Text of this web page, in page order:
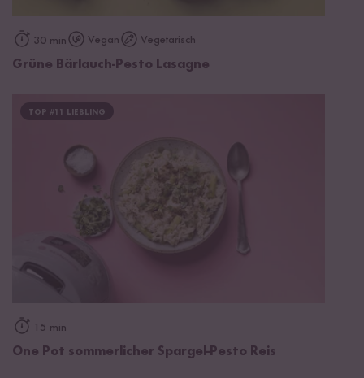
30 min Vegan Vegetarisch
Grüne Bärlauch-Pesto Lasagne
TOP #11 LIEBLING
15 min
One Pot sommerlicher Spargel-Pesto Reis